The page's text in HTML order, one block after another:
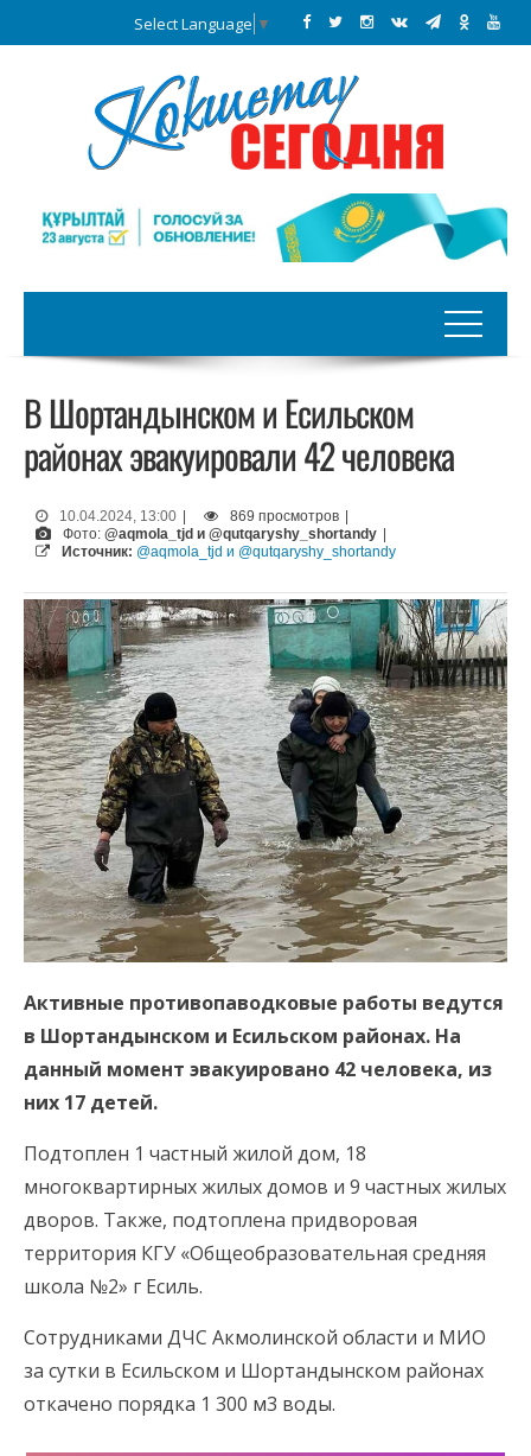
Select Language ▼
В Шортандынском и Есильском
районах эвакуировали 42 человека
10.04.2024, 13:00 869 просмотров
Фото: @aqmola_tjd и @qutqaryshy_shortandy
Источник: @aqmola_tjd и @qutqaryshy_shortandy
Активные противопаводковые работы ведутся
в Шортандынском и Есильском районах. На
данный момент эвакуировано 42 человека, из
них 17 детей.
Подтоплен 1 частный жилой дом, 18
многоквартирных жилых домов и 9 частных жилых
дворов. Также, подтоплена придворовая
территория КГУ «Общеобразовательная средняя
школа №2» г Есиль.
Сотрудниками ДЧС Акмолинской области и МИО
за сутки в Есильском и Шортандынском районах
откачено порядка 1 300 м3 воды.